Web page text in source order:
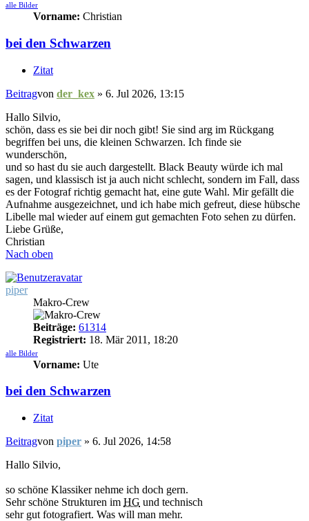
alle Bilder
Vorname: Christian
bei den Schwarzen
Zitat
Beitragvon der_kex » 6. Jul 2026, 13:15
Hallo Silvio,
schön, dass es sie bei dir noch gibt! Sie sind arg im Rückgang
begriffen bei uns, die kleinen Schwarzen. Ich finde sie
wunderschön,
und so hast du sie auch dargestellt. Black Beauty würde ich mal
sagen, und klassisch ist ja auch nicht schlecht, sondern im Fall, dass
es der Fotograf richtig gemacht hat, eine gute Wahl. Mir gefällt die
Aufnahme ausgezeichnet, und ich habe mich gefreut, diese hübsche
Libelle mal wieder auf einem gut gemachten Foto sehen zu dürfen.
Liebe Grüße,
Christian
Nach oben
piper
Makro-Crew
Beiträge: 61314
Registriert: 18. Mär 2011, 18:20
alle Bilder
Vorname: Ute
bei den Schwarzen
Zitat
Beitragvon piper » 6. Jul 2026, 14:58
Hallo Silvio,
so schöne Klassiker nehme ich doch gern.
Sehr schöne Strukturen im HG und technisch
sehr gut fotografiert. Was will man mehr.